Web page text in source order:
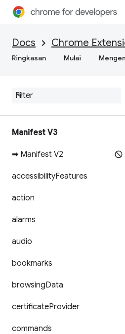
Docs Chrome
Ringkasan Mulai
Manifest V3
➡ Manifest V2
accessibilityFeatures
action
alarms
audio
bookmarks
browsingData
certificateProvider
commands